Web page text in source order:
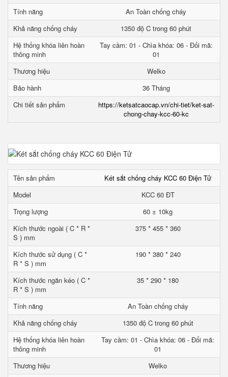
Tính năng
An Toàn chống cháy
Khả năng chống cháy
1350 độ C trong 60 phút
Hệ thống khóa liên hoàn
thông minh
Tay cầm: 01 - Chìa khóa: 06 - Đổi mã:
01
Thương hiệu
Welko
Bảo hành
36 Tháng
Chi tiết sản phẩm
https://ketsatcaocap.vn/chi-tiet/ket-sat-
chong-chay-kcc-60-kc
Tên sản phẩm
Két sắt chống cháy KCC 60 Điện Tử
Model
KCC 60 ĐT
Trọng lượng
60 ± 10kg
Kích thước ngoài ( C * R *
S ) mm
375 * 455 * 360
Kích thước sử dụng ( C *
R * S ) mm
190 * 380 * 240
Kích thước ngăn kéo ( C *
R * S ) mm
35 * 290 * 180
Tính năng
An Toàn chống cháy
Khả năng chống cháy
1350 độ C trong 60 phút
Hệ thống khóa liên hoàn
thông minh
Tay cầm: 01 - Chìa khóa: 06 - Đổi mã:
01
Thương hiệu
Welko